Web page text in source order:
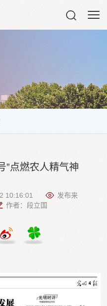
”点燃农人精气神
10:16:01
发布来
作者：段立国